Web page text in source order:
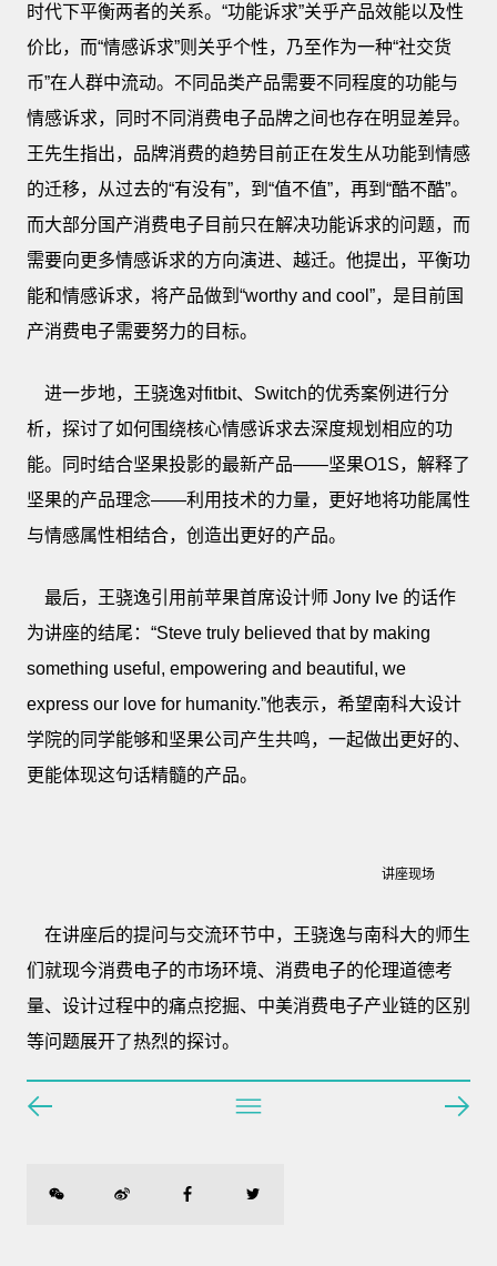
时代下平衡两者的关系。“功能诉求”关乎产品效能以及性
价比，而“情感诉求”则关乎个性，乃至作为一种“社交货
币”在人群中流动。不同品类产品需要不同程度的功能与
情感诉求，同时不同消费电子品牌之间也存在明显差异。
王先生指出，品牌消费的趋势目前正在发生从功能到情感
的迁移，从过去的“有没有”，到“值不值”，再到“酷不酷”。
而大部分国产消费电子目前只在解决功能诉求的问题，而
需要向更多情感诉求的方向演进、越迁。他提出，平衡功
能和情感诉求，将产品做到“worthy and cool”，是目前国
产消费电子需要努力的目标。
进一步地，王骁逸对fitbit、Switch的优秀案例进行分
析，探讨了如何围绕核心情感诉求去深度规划相应的功
能。同时结合坚果投影的最新产品——坚果O1S，解释了
坚果的产品理念——利用技术的力量，更好地将功能属性
与情感属性相结合，创造出更好的产品。
最后，王骁逸引用前苹果首席设计师 Jony Ive 的话作
为讲座的结尾：“Steve truly believed that by making
something useful, empowering and beautiful, we
express our love for humanity.”他表示，希望南科大设计
学院的同学能够和坚果公司产生共鸣，一起做出更好的、
更能体现这句话精髓的产品。
讲座现场
在讲座后的提问与交流环节中，王骁逸与南科大的师生
们就现今消费电子的市场环境、消费电子的伦理道德考
量、设计过程中的痛点挖掘、中美消费电子产业链的区别
等问题展开了热烈的探讨。